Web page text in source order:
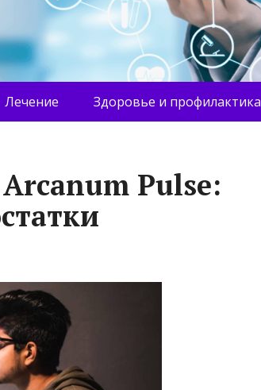
Лечение Здоровье и профилактика
Pulse: